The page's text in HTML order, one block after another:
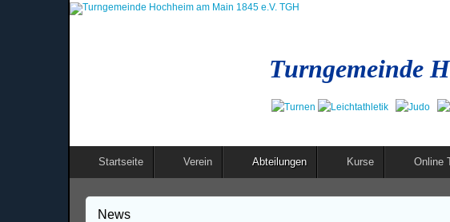
Turngemeinde
Startseite Verein Abteilungen Kurse Online
News